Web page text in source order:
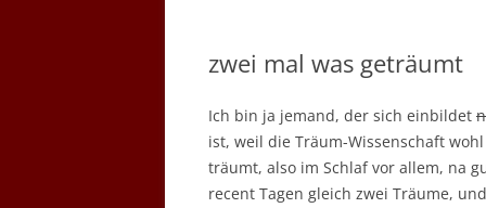
zwei mal was geträumt
Ich bin ja jemand, der sich einbildet
ist, weil die Träum-Wissenschaft
träumt, also im Schlaf vor allem, na
recent Tagen gleich zwei Träume,